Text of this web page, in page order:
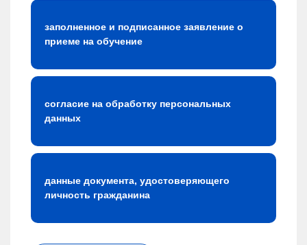
заполненное и подписанное заявление о
приеме на обучение
согласие на обработку персональных
данных
данные документа, удостоверяющего
личность гражданина